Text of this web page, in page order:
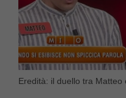
Eredità: il duello tra Matteo